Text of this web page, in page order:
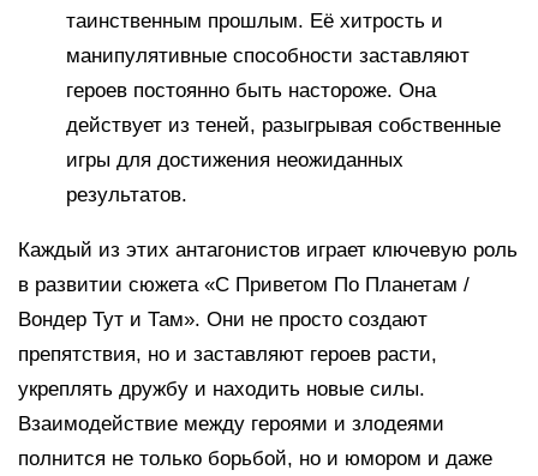
таинственным прошлым. Её хитрость и
манипулятивные способности заставляют
героев постоянно быть настороже. Она
действует из теней, разыгрывая собственные
игры для достижения неожиданных
результатов.
Каждый из этих антагонистов играет ключевую роль
в развитии сюжета «С Приветом По Планетам /
Вондер Тут и Там». Они не просто создают
препятствия, но и заставляют героев расти,
укреплять дружбу и находить новые силы.
Взаимодействие между героями и злодеями
полнится не только борьбой, но и юмором и даже